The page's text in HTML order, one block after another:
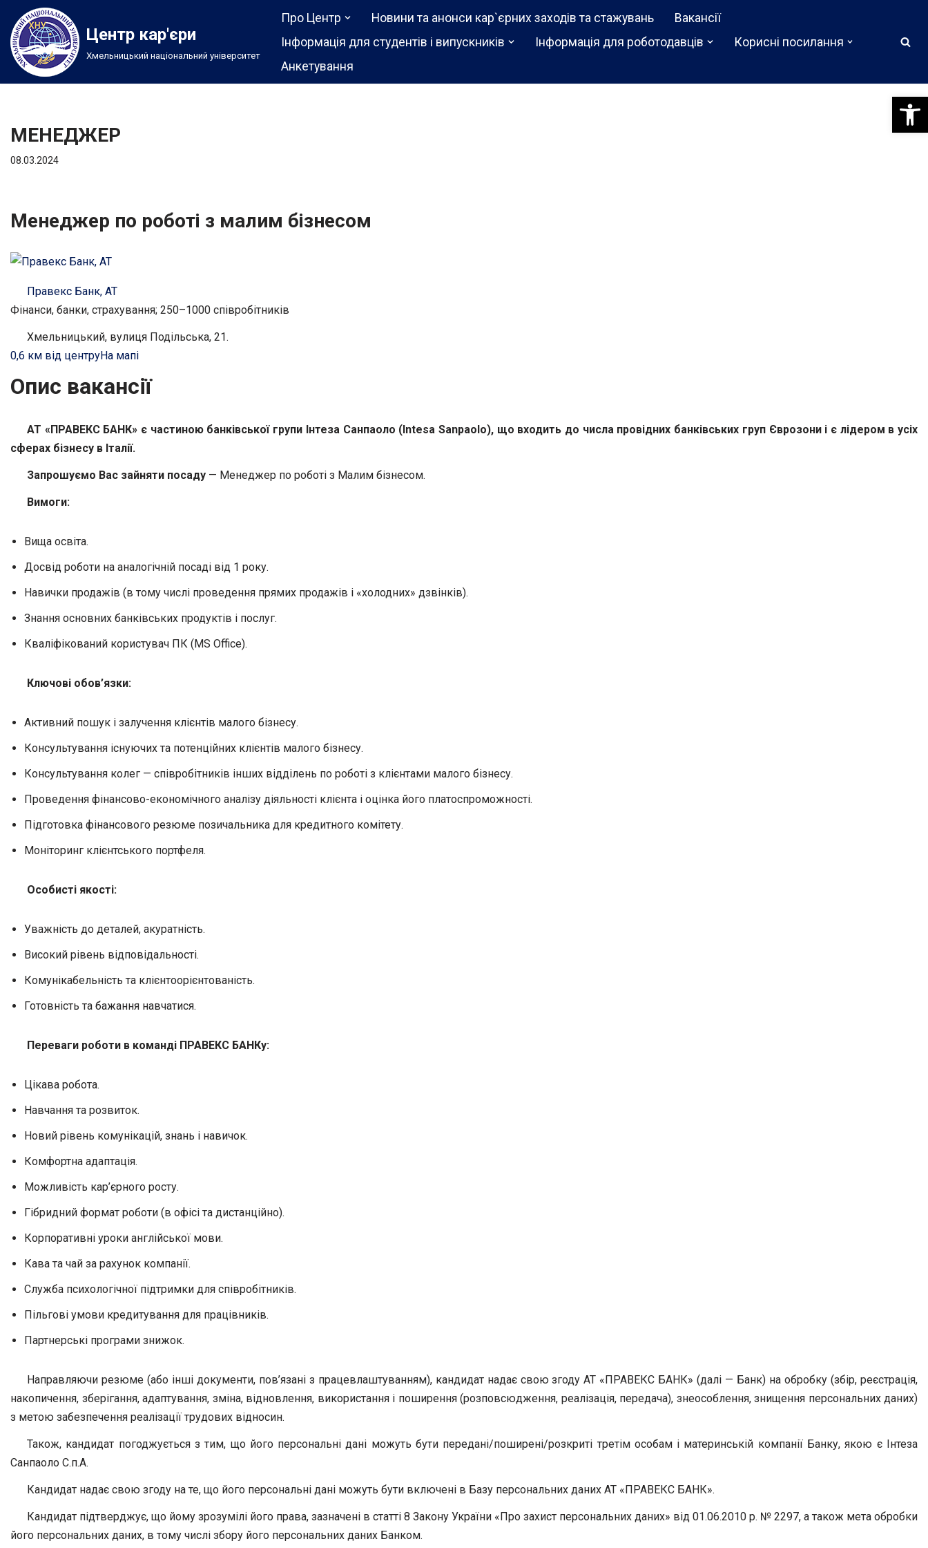
Перейти
до
вмісту
Центр кар'єри
Хмельницький національний університет
Про Центр Новини та анонси кар`єрних заходів та стажувань
Вакансії
Інформація для студентів і випускників
Інформація для роботодавців
Корисні посилання
Анкетування
МЕНЕДЖЕР
08.03.2024
Менеджер по роботі з малим бізнесом
Правекс Банк, АТ
Фінанси, банки, страхування; 250–1000 співробітників
Хмельницький, вулиця Подільська, 21.
0,6 км від центруНа мапі
Опис вакансії
АТ «ПРАВЕКС БАНК» є частиною банківської групи Інтеза Санпаоло (Intesa Sanpaolo), що входить до числа провідних банківських груп Єврозони і є лідером в усіх
сферах бізнесу в Італії.
Запрошуємо Вас зайняти посаду — Менеджер по роботі з Малим бізнесом.
​Вимоги:
Вища освіта.
Досвід роботи на аналогічній посаді від 1 року.
Навички продажів (в тому числі проведення прямих продажів і «холодних» дзвінків).
Знання основних банківських продуктів і послуг.
Кваліфікований користувач ПК (MS Office).
Ключові обов’язки:
Активний пошук і залучення клієнтів малого бізнесу.
Консультування існуючих та потенційних клієнтів малого бізнесу.
Консультування колег — співробітників інших відділень по роботі з клієнтами малого бізнесу.
Проведення фінансово-економічного аналізу діяльності клієнта і оцінка його платоспроможності.
Підготовка фінансового резюме позичальника для кредитного комітету.
Моніторинг клієнтського портфеля.
Особисті якості:
Уважність до деталей, акуратність.
Високий рівень відповідальності.
Комунікабельність та клієнтоорієнтованість.
Готовність та бажання навчатися.
Переваги роботи в команді ПРАВЕКС БАНКу:
Цікава робота.
Навчання та розвиток.
Новий рівень комунікацій, знань і навичок.
Комфортна адаптація.
Можливість кар’єрного росту.
Гібридний формат роботи (в офісі та дистанційно).
Корпоративні уроки англійської мови.
Кава та чай за рахунок компанії.
Служба психологічної підтримки для співробітників.
Пільгові умови кредитування для працівників.
Партнерські програми знижок.
Направляючи резюме (або інші документи, пов’язані з працевлаштуванням), кандидат надає свою згоду АТ «ПРАВЕКС БАНК» (далі — Банк) на обробку (збір, реєстрація,
накопичення, зберігання, адаптування, зміна, відновлення, використання і поширення (розповсюдження, реалізація, передача), знеособлення, знищення персональних даних)
з метою забезпечення реалізації трудових відносин.
Також, кандидат погоджується з тим, що його персональні дані можуть бути передані/поширені/розкриті третім особам і материнській компанії Банку, якою є Інтеза
Санпаоло С.п.А.
Кандидат надає свою згоду на те, що його персональні дані можуть бути включені в Базу персональних даних АТ «ПРАВЕКС БАНК».
Кандидат підтверджує, що йому зрозумілі його права, зазначені в статті 8 Закону України «Про захист персональних даних» від 01.06.2010 р. № 2297, а також мета обробки
його персональних даних, в тому числі збору його персональних даних Банком.